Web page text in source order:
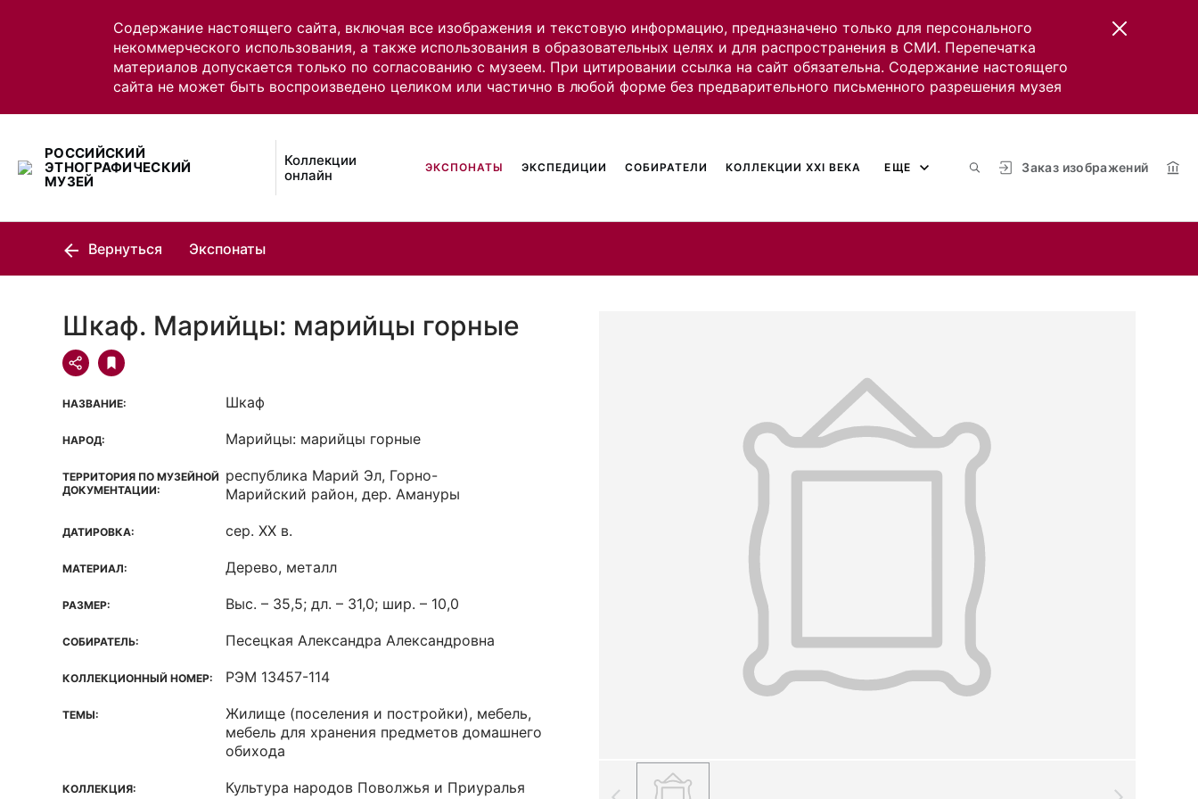
Содержание настоящего сайта, включая все изображения и текстовую информацию, предназначено только для персонального
некоммерческого использования, а также использования в образовательных целях и для распространения в СМИ. Перепечатка
материалов допускается только по согласованию с музеем. При цитировании ссылка на сайт обязательна. Содержание настоящего
сайта не может быть воспроизведено целиком или частично в любой форме без предварительного письменного разрешения музея
РОССИЙСКИЙ
ЭТНОГРАФИЧЕСКИЙ
МУЗЕЙ
Коллекции
онлайн
Заказ изображений
ЭКСПОНАТЫ ЭКСПЕДИЦИИ СОБИРАТЕЛИ КОЛЛЕКЦИИ XXI ВЕКА ЕЩЕ
Вернуться Экспонаты
Шкаф. Марийцы: марийцы горные
НАЗВАНИЕ: Шкаф
НАРОД: Марийцы: марийцы горные
ТЕРРИТОРИЯ ПО МУЗЕЙНОЙ
ДОКУМЕНТАЦИИ:
республика Марий Эл, Горно-
Марийский район, дер. Амануры
ДАТИРОВКА: сер. XX в.
МАТЕРИАЛ: Дерево, металл
РАЗМЕР: Выс. – 35,5; дл. – 31,0; шир. – 10,0
СОБИРАТЕЛЬ: Песецкая Александра Александровна
КОЛЛЕКЦИОННЫЙ НОМЕР: РЭМ 13457-114
ТЕМЫ:
Жилище (поселения и постройки), мебель,
мебель для хранения предметов домашнего
обихода
КОЛЛЕКЦИЯ: Культура народов Поволжья и Приуралья